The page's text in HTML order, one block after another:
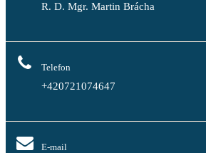
R. D. Mgr. Martin Brácha
Telefon
+420721074647
E-mail